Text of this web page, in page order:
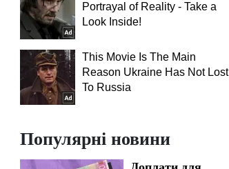
Portrayal of Reality - Take a
Look Inside!
This Movie Is The Main
Reason Ukraine Has Not Lost
To Russia
Популярні новини